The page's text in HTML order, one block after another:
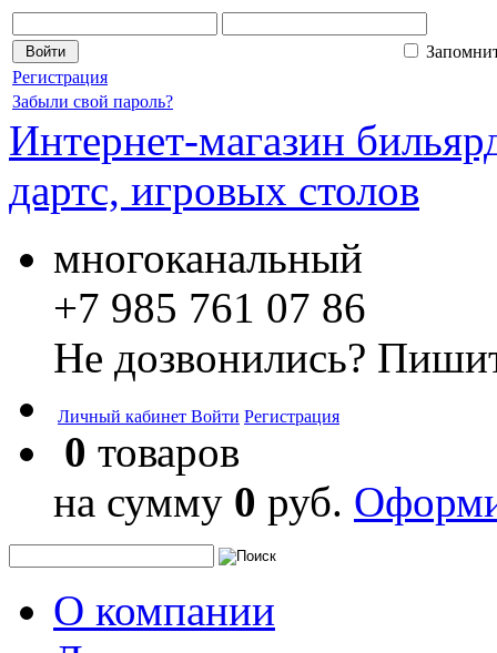
Регистрация
Забыли свой пароль?
Интернет-магазин
дартс, игровых столов
многоканальный
+7 985 761 07 86
Не дозвонились?
Личный кабинет Войти Регистрация
0 товаров
на сумму 0 руб.
О компании